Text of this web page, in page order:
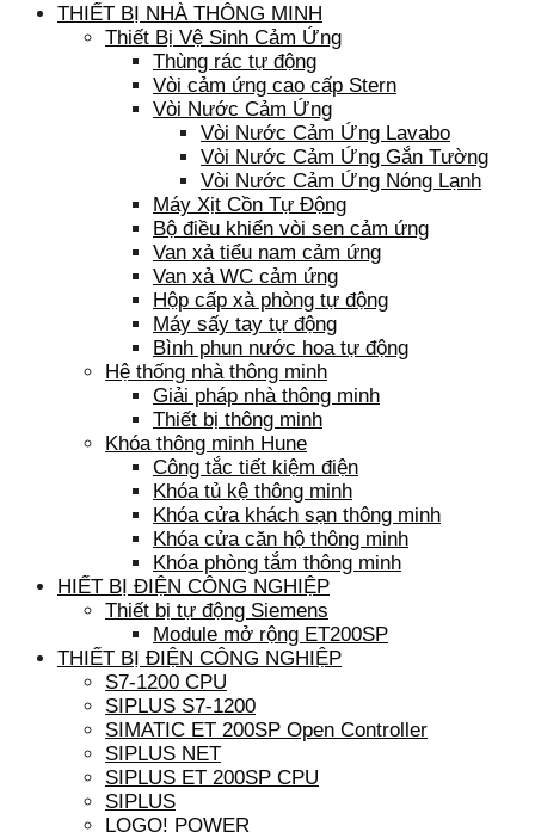
THIẾT BỊ NHÀ THÔNG MINH
Thiết Bị Vệ Sinh Cảm Ứng
Thùng rác tự động
Vòi cảm ứng cao cấp Stern
Vòi Nước Cảm Ứng
Vòi Nước Cảm Ứng Lavabo
Vòi Nước Cảm Ứng Gắn Tường
Vòi Nước Cảm Ứng Nóng Lạnh
Máy Xịt Cồn Tự Động
Bộ điều khiển vòi sen cảm ứng
Van xả tiểu nam cảm ứng
Van xả WC cảm ứng
Hộp cấp xà phòng tự động
Máy sấy tay tự động
Bình phun nước hoa tự động
Hệ thống nhà thông minh
Giải pháp nhà thông minh
Thiết bị thông minh
Khóa thông minh Hune
Công tắc tiết kiệm điện
Khóa tủ kệ thông minh
Khóa cửa khách sạn thông minh
Khóa cửa căn hộ thông minh
Khóa phòng tắm thông minh
HIẾT BỊ ĐIỆN CÔNG NGHIỆP
Thiết bị tự động Siemens
Module mở rộng ET200SP
THIẾT BỊ ĐIỆN CÔNG NGHIỆP
S7-1200 CPU
SIPLUS S7-1200
SIMATIC ET 200SP Open Controller
SIPLUS NET
SIPLUS ET 200SP CPU
SIPLUS
LOGO! POWER